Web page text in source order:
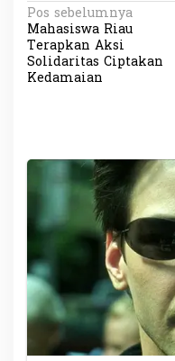
N
a
v
s
i
p
o
s
Pos sebelumnya
Mahasiswa Riau
Terapkan Aksi
Solidaritas Ciptakan
Kedamaian